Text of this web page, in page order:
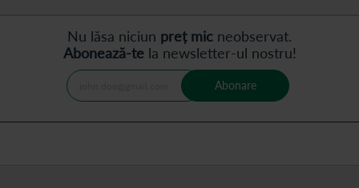
Nu lăsa niciun preț mic neobservat.
Abonează-tela newsletter-ul nostru!
Abonare